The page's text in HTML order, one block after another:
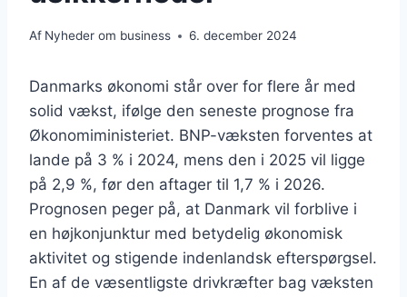
Af Nyheder om business 6. december 2024
Danmarks økonomi står over for flere år med
solid vækst, ifølge den seneste prognose fra
Økonomiministeriet. BNP-væksten forventes at
lande på 3 % i 2024, mens den i 2025 vil ligge
på 2,9 %, før den aftager til 1,7 % i 2026.
Prognosen peger på, at Danmark vil forblive i
en højkonjunktur med betydelig økonomisk
aktivitet og stigende indenlandsk efterspørgsel.
En af de væsentligste drivkræfter bag væksten